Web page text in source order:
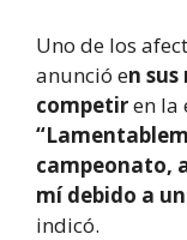
Uno de los
anunció en
competiren la
campeonato,
mí debido a
indicó.